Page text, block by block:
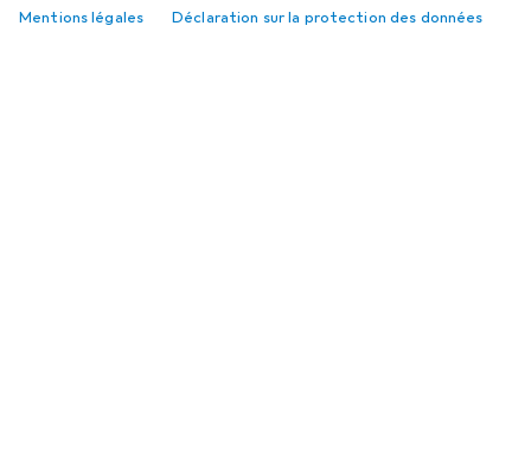
Mentions légales Déclaration sur la protection des données